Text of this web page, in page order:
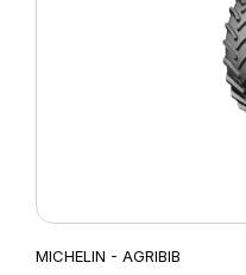
MICHELIN - AGRIBIB